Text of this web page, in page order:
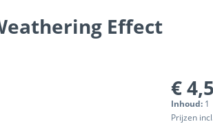
Effect
€
Inhoud: 1
Prijzen